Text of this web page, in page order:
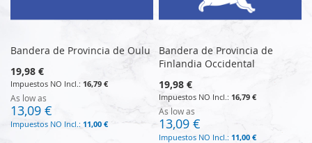
Bandera de Provincia de Oulu
19,98 €
16,79 €
As low as
13,09 €
11,00 €
Bandera de Provincia de
Finlandia Occidental
19,98 €
16,79 €
As low as
13,09 €
11,00 €